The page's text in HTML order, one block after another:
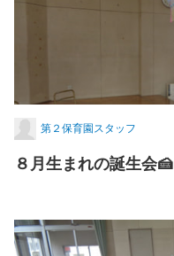
第２保育園スタッフ
８月生まれの誕生会🍰